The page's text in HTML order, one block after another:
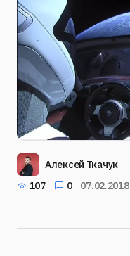
Алексей Ткачук
107
0 07.02.2018